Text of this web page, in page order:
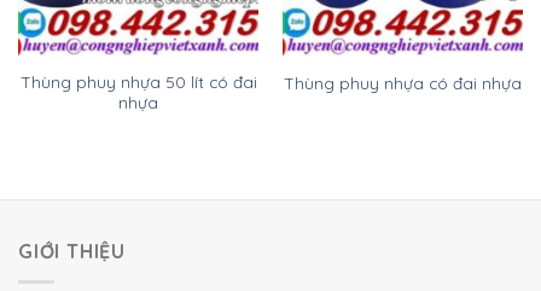
Thùng phuy nhựa 50 lít có đai
nhựa
Thùng phuy nhựa có đai nhựa
GIỚI THIỆU